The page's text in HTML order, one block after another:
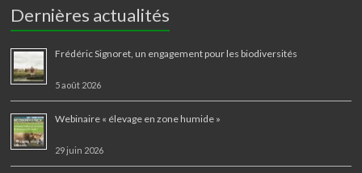
Dernières actualités
Frédéric Signoret, un engagement pour les biodiversités
5 août 2026
Webinaire « élevage en zone humide »
29 juin 2026